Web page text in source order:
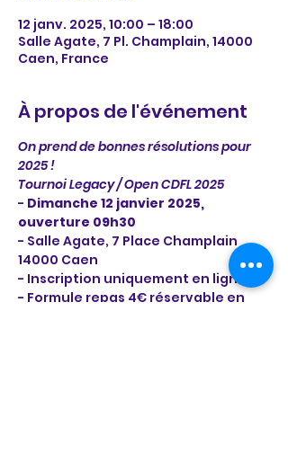
12 janv. 2025, 10:00 – 18:00
Salle Agate, 7 Pl. Champlain, 14000
Caen, France
À propos de l'événement
On prend de bonnes résolutions pour
2025 !
Tournoi Legacy / Open CDFL 2025
- Dimanche 12 janvier 2025,
ouverture 09h30
- Salle Agate, 7 Place Champlain
14000 Caen
- Inscription uniquement en ligne
- Formule repas 4€ réservable en